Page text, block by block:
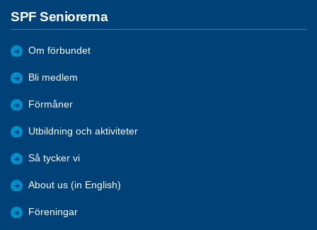
SPF Seniorerna
Om förbundet
Bli medlem
Förmåner
Utbildning och aktiviteter
Så tycker vi
About us (in English)
Föreningar